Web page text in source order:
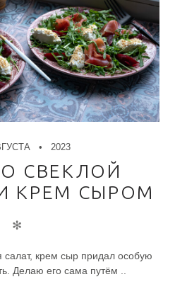
2023
СВЕКЛОЙ
КРЕМ СЫРОМ
✻
салат, крем сыр придал особую
Делаю его сама путём ..